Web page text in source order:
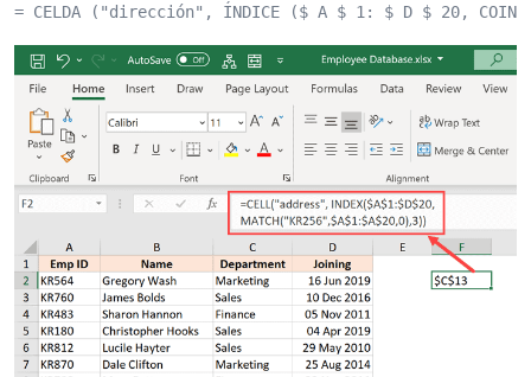
= CELDA ("dirección", ÍNDICE ($ A $ 1: $ D $ 20,